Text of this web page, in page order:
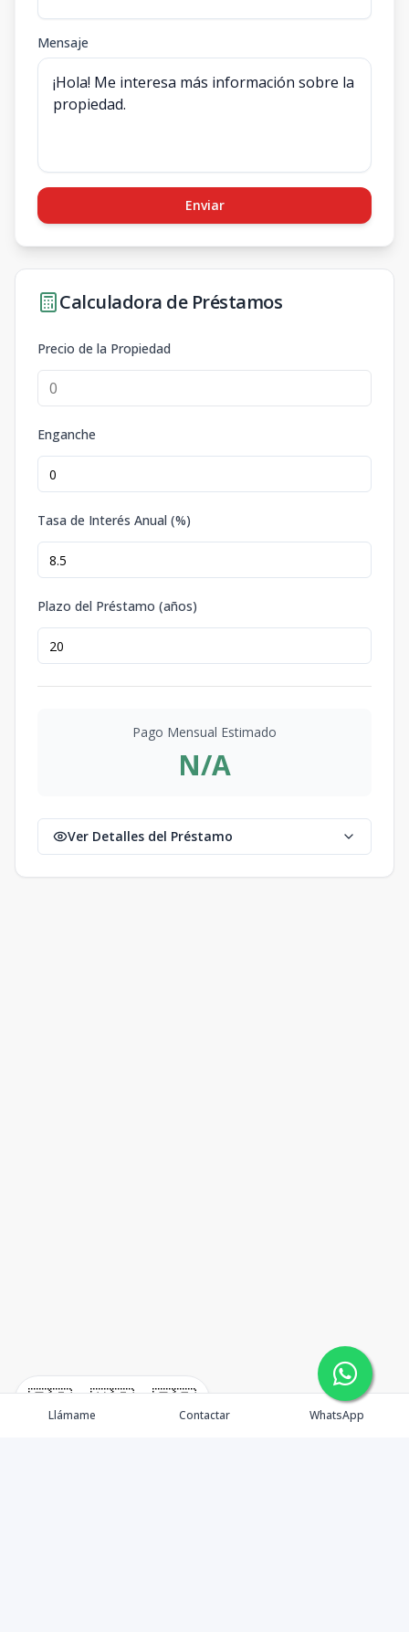
🇪🇸 🇺🇸 🇫🇷
Mensaje
Enviar
Calculadora de Préstamos
Precio de la Propiedad
Enganche
Tasa de Interés Anual (%)
Plazo del Préstamo (años)
Pago Mensual Estimado
N/A
Ver Detalles del Préstamo
Llámame Contactar WhatsApp